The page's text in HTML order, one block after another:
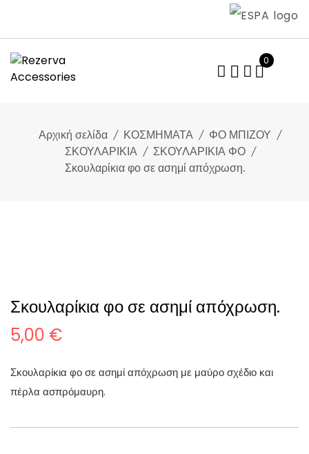
content
0
Αρχική σελίδα ΚΟΣΜΗΜΑΤΑ
ΦΟ ΜΠΙΖΟΥ
ΣΚΟΥΛΑΡΙΚΙΑ
ΣΚΟΥΛΑΡΙΚΙΑ ΦΟ
Σκουλαρίκια φο σε ασημί απόχρωση.
Σκουλαρίκια φο σε ασημί απόχρωση.
5,00 €
Σκουλαρίκια φο σε ασημί απόχρωση με μαύρο σχέδιο και
πέρλα ασπρόμαυρη.